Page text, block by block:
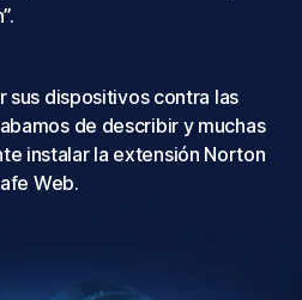
sus dispositivos contra las
de describir y muchas
instalar la extensión Norton
Web.